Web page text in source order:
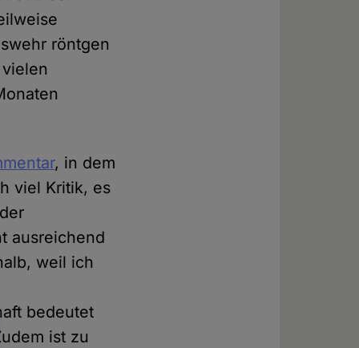
röntgen
, in dem
viel Kritik, es
ausreichend
weil ich
bedeutet
ist zu